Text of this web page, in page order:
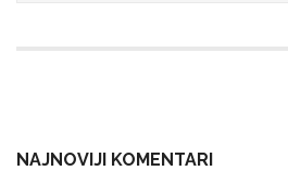
NAJNOVIJI KOMENTARI